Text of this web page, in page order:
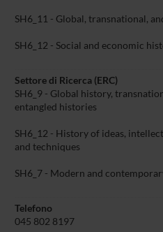
SH6_11 - Global, transnational,
SH6_12 - Social and economic
Settore di Ricerca (ERC)
SH6_9 - Global history,
entangled histories
SH6_12 - History of ideas,
and techniques
SH6_7 - Modern and
Telefono
045 802 8197